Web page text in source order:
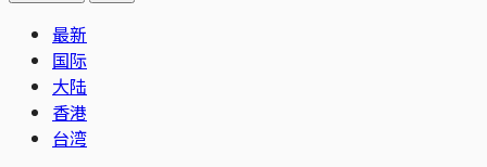
最新
国际
大陆
香港
台湾